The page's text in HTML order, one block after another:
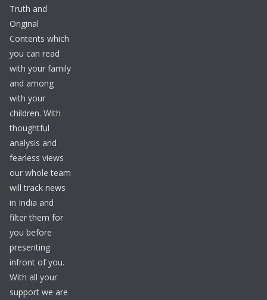
Truth and
Original
Contents which
you can read
with your family
and among
with your
children. With
thoughtful
analysis and
fearless views
our whole team
will track news
in India and
filter them for
you before
presenting
infront of you.
With all your
support we are